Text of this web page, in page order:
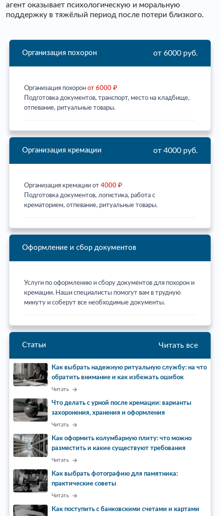
агент оказывает психологическую и моральную
поддержку в тяжёлый период после потери близкого.
Организация похорон от 6000 руб.
Организация похорон от 6000 ₽
Подготовка документов, транспорт, место на кладбище,
отпевание, ритуальные товары.
Организация кремации от 4000 руб.
Организация кремации от 4000 ₽
Подготовка документов, логистика, работа с
крематорием, отпевание, ритуальные товары.
Оформление и сбор документов
Услуги по оформлению и сбору документов для похорон и
кремации. Наши специалисты помогут вам в трудную
минуту и соберут все необходимые документы.
Статьи Читать все
Как выбрать надежную ритуальную службу: на что
обратить внимание и как избежать ошибок
Читать
Что делать с урной после кремации: варианты
захоронения, хранения и оформления
Читать
Как оформить колумбарную плиту: что можно
разместить и какие существуют требования
Читать
Как выбрать фотографию для памятника:
практические советы
Читать
Как поступить с банковскими счетами и картами